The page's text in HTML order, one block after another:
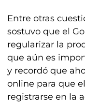
Entre otras
sostuvo que el
regularizar la
que aún es
y recordó que
online para que
registrarse en la